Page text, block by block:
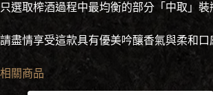
數
只選取榨酒過程中最均衡的部分「中取」裝
請盡情享受這款具有優美吟釀香氣與柔和口
相關商品